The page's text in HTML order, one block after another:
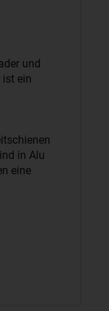
und
ist ein
in Alu
eine